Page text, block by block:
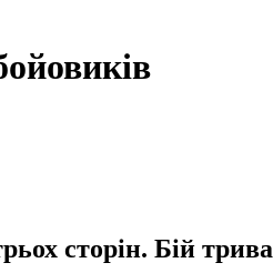
сторін. Бій